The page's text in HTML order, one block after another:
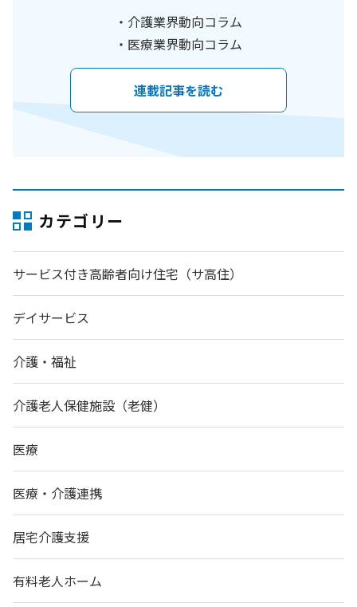
介護業界動向コラム
医療業界動向コラム
連載記事を読む
カテゴリー
サービス付き高齢者向け住宅（サ高住）
デイサービス
介護・福祉
介護老人保健施設（老健）
医療
医療・介護連携
居宅介護支援
有料老人ホーム